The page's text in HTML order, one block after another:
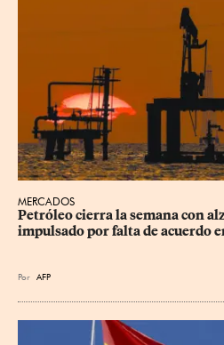
MERCADOS
Petróleo cierra la semana con
impulsado por falta de acuerdo
Por AFP